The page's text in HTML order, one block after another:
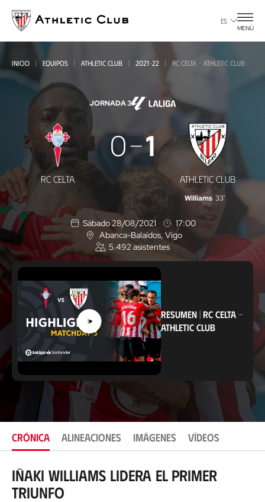
contenido
principal
ES
MENÚ
INICIO EQUIPOS ATHLETIC CLUB 2021-22 RC CELTA - ATHLETIC CLUB
JORNADA 3
RC
Celta
-
Athletic
Club
RC CELTA
0 1
ATHLETIC CLUB
Williams 33'
Sábado 28/08/2021
17:00
U
b
i
c
a
c
i
ó
n
Abanca-Balaídos, Vigo
5.492 asistentes
RESUMEN |RC CELTA -
ATHLETIC CLUB
CRÓNICA ALINEACIONES IMÁGENES VÍDEOS
Iñaki Williams lidera el primer
triunfo